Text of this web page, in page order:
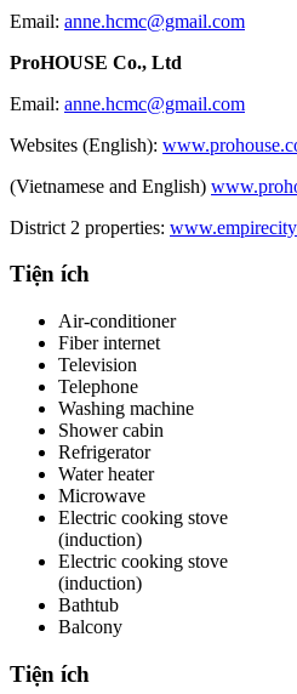
Email: anne.hcmc@gmail.com
ProHOUSE Co., Ltd
Email: anne.hcmc@gmail.com
Websites (English):
(Vietnamese and English)
District 2 properties:
Tiện ích
Air-conditioner
Fiber internet
Television
Telephone
Washing machine
Shower cabin
Refrigerator
Water heater
Microwave
Electric cooking stove
(induction)
Electric cooking stove
(induction)
Bathtub
Balcony
Tiện ích